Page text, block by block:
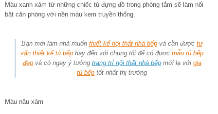
Màu xanh xám từ những chiếc tủ đựng đồ trong phòng tắm sẽ làm nổi
bật căn phòng với nền màu kem truyền thống.
Bạn mới làm nhà muốn thiết kế nội thất nhà bếp và cần được tư
vấn thiết kế tủ bếp hay đến với chung tôi để có được mẫu tủ bếp
đẹpvà có ngay ý tưởng trang trí nội thất nhà bếpmới lạ với gia
tủ bếp tốt nhất thị trường
Màu nâu xám